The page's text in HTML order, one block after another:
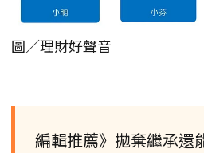
圖／理財好聲音
編輯推薦》拋棄繼承還